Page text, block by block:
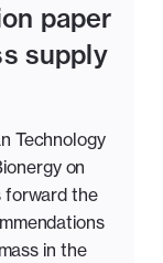
paper
supply
Technology
on
forward the
in the